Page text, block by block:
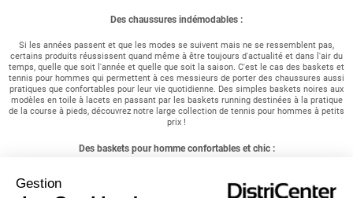
Gestion
Des chaussures indémodables :
Si les années passent et que les modes se suivent mais ne se ressemblent pas,
certains produits réussissent quand même à être toujours d'actualité et dans l'air du
temps, quelle que soit l'année et quelle que soit la saison. C'est le cas des baskets et
tennis pour hommes qui permettent à ces messieurs de porter des chaussures aussi
pratiques que confortables pour leur vie quotidienne. Des simples baskets noires aux
modèles en toile à lacets en passant par les baskets running destinées à la pratique
de la course à pieds, découvrez notre large collection de tennis pour hommes à petits
prix !
Des baskets pour homme confortables et chic :
sportif et recherchez des chaussures aux semelles résistantes ? Vous êtes un